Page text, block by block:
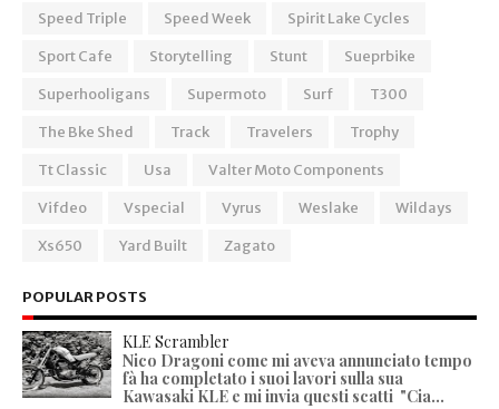
Speed Triple
Speed Week
Spirit Lake Cycles
Sport Cafe
Storytelling Stunt
Sueprbike
Superhooligans
Supermoto Surf
T300
The Bke Shed
Track Travelers
Trophy
Tt Classic
Usa
Valter Moto Components
Vifdeo
Vspecial Vyrus Weslake
Wildays
Xs650
Yard Built Zagato
POPULAR POSTS
KLE Scrambler
Nico Dragoni come mi aveva annunciato tempo
fà ha completato i suoi lavori sulla sua
Kawasaki KLE e mi invia questi scatti "Cia...